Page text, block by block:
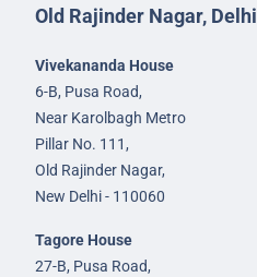
Old Rajinder Nagar, Delhi
Vivekananda House
6-B, Pusa Road,
Near Karolbagh Metro
Pillar No. 111,
Old Rajinder Nagar,
New Delhi - 110060
Tagore House
27-B, Pusa Road,